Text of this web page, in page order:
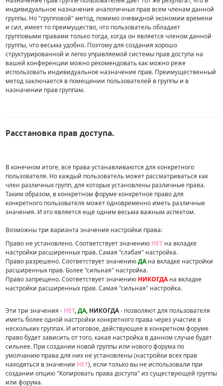
индивидуальное назначение аналогичных прав всем членам данной
группы. Но "групповой" метод, помимо очевидной экономии времени
и сил, имеет то преимущество, что пользователь обладает
групповыми правами только тогда, когда он является членом данной
группы, что весьма удобно. Поэтому для создания хорошо
структурированной и легко управляемой системы прав доступа на
вашей конференции можно рекомендовать как можно реже
использовать индивидуальное назначение прав. Преимущественный
метод заключается в помещении пользователей в группы и в
назначении прав группам.
Расстановка прав доступа.
В конечном итоге, все права устанавливаются для конкретного
пользователя. Но каждый пользователь может рассматриваться как
член различных групп, для которых установлены различные права.
Таким образом, в конкретном форуме конкретное право для
конкретного пользователя может одновременно иметь различные
значения. И это является ещё одним весьма важным аспектом.
Возможны три варианта значения настройки права:
Право не установлено. Соответствует значению НЕТ на вкладке
настройки расширенных прав. Самая "слабая" настройка.
Право разрешено. Соответствует значениюДАна вкладке настройки
расширенных прав. Более "сильная" настройка.
Право запрещено. Соответствует значению НИКОГДАна вкладке
настройки расширенных прав. Самая "сильная" настройка.
Эти три значения - НЕТ,ДА, НИКОГДА- позволяют для пользователя
иметь более одной настройки конкретного права через участие в
нескольких группах. И итоговое, действующее в конкретном форуме
право будет зависить от того, какая настройка в данном случае будет
сильнее. При создании новой группы или нового форума по
умолчанию права для них не установлены (настройки всех прав
находяться в значении НЕТ), если только вы не использовали при
создании опцию "Копировать права доступа" из существующей группы
или форума.